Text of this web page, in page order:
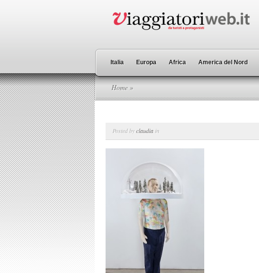
Italia Europa Africa America del Nord
Home »
Posted byclaudia in